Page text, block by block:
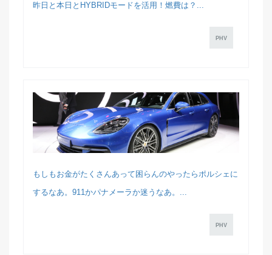
昨日と本日とHYBRIDモードを活用！燃費は？...
PHV
もしもお金がたくさんあって困らんのやったらポルシェに
するなあ。911かパナメーラか迷うなあ。...
PHV